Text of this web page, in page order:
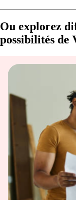
Ou explorez
possibilités de